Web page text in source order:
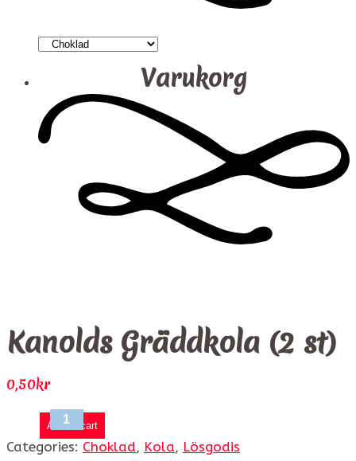
Varukorg
Kanolds Gräddkola (2 st)
0,50kr
Add to cart
Categories: Choklad, Kola, Lösgodis